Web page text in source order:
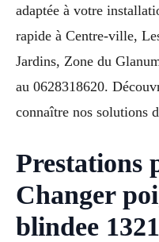
adaptée à votre
rapide à Centre-ville,
Jardins, Zone du
au 0628318620.
connaître nos solutions
Prestations
Changer
blindee